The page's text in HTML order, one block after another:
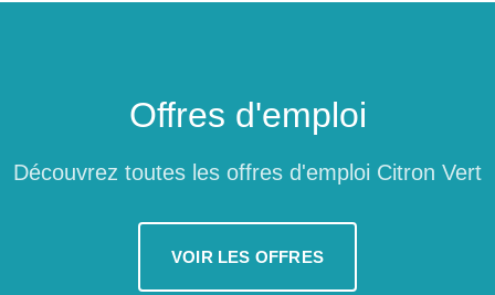
Offres d'emploi
Découvrez toutes les offres d'emploi Citron Vert
VOIR LES OFFRES